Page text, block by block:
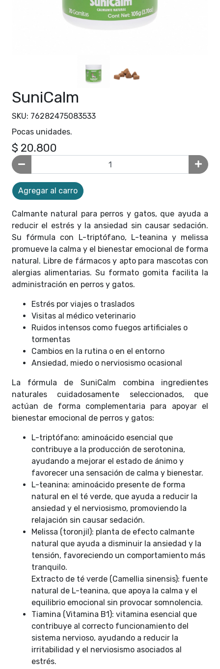
SuniCalm
SKU: 76282475083533
Pocas unidades.
$ 20.800
Agregar al carro
Calmante natural para perros y gatos, que ayuda a
reducir el estrés y la ansiedad sin causar sedación.
Su fórmula con L-triptófano, L-teanina y melissa
promueve la calma y el bienestar emocional de forma
natural. Libre de fármacos y apto para mascotas con
alergias alimentarias. Su formato gomita facilita la
administración en perros y gatos.
Estrés por viajes o traslados
Visitas al médico veterinario
Ruidos intensos como fuegos artificiales o
tormentas
Cambios en la rutina o en el entorno
Ansiedad, miedo o nerviosismo ocasional
La fórmula de SuniCalm combina ingredientes
naturales cuidadosamente seleccionados, que
actúan de forma complementaria para apoyar el
bienestar emocional de perros y gatos:
L-triptófano: aminoácido esencial que
contribuye a la producción de serotonina,
ayudando a mejorar el estado de ánimo y
favorecer una sensación de calma y bienestar.
L-teanina: aminoácido presente de forma
natural en el té verde, que ayuda a reducir la
ansiedad y el nerviosismo, promoviendo la
relajación sin causar sedación.
Melissa (toronjil): planta de efecto calmante
natural que ayuda a disminuir la ansiedad y la
tensión, favoreciendo un comportamiento más
tranquilo.
Extracto de té verde (Camellia sinensis): fuente
natural de L-teanina, que apoya la calma y el
equilibrio emocional sin provocar somnolencia.
Tiamina (Vitamina B1): vitamina esencial que
contribuye al correcto funcionamiento del
sistema nervioso, ayudando a reducir la
irritabilidad y el nerviosismo asociados al
estrés.